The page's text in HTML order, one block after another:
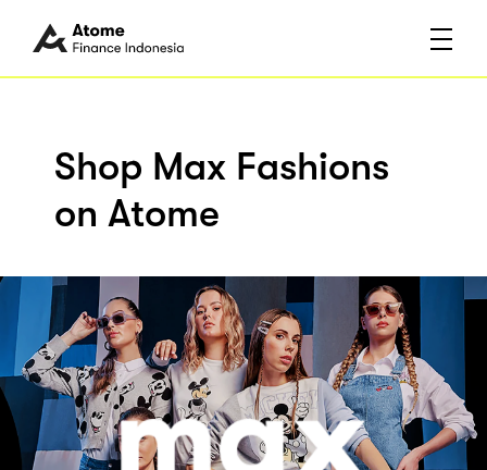
Shop Max Fashions
on Atome